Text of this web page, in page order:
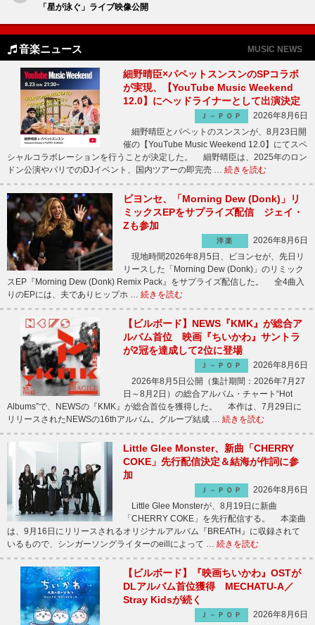
「星が泳ぐ」ライブ映像公開
音楽ニュース MUSIC NEWS
細野晴臣×パペットスンスンのSPコラボ
が実現、【YouTube Music Weekend
12.0】にヘッドライナーとして出演決定
Ｊ－ＰＯＰ
2026年8月6日
細野晴臣とパペットのスンスンが、8月23日開
催の【YouTube Music Weekend 12.0】にてスペ
シャルコラボレーションを行うことが決定した。 細野晴臣は、2025年のロン
ドン公演やパリでのDJイベント、国内ツアーの即完売 … 続きを読む
ビヨンセ、「Morning Dew (Donk)」リ
ミックスEPをサプライズ配信 ジェイ・
Zも参加
洋楽
2026年8月6日
現地時間2026年8月5日、ビヨンセが、先日リ
リースした「Morning Dew (Donk)」のリミック
スEP『Morning Dew (Donk) Remix Pack』をサプライズ配信した。 全4曲入
りのEPには、夫でありヒップホ … 続きを読む
【ビルボード】NEWS『KMK』が総合ア
ルバム首位 映画『ちいかわ』サントラ
が2冠を達成して2位に登場
Ｊ－ＰＯＰ
2026年8月6日
2026年8月5日公開（集計期間：2026年7月27
日～8月2日）の総合アルバム・チャート“Hot
Albums”で、NEWSの『KMK』が総合首位を獲得した。 本作は、7月29日に
リリースされたNEWSの16thアルバム。グループ結成 … 続きを読む
Little Glee Monster、新曲「CHERRY
COKE」先行配信決定＆結海が作詞に参
加
Ｊ－ＰＯＰ
2026年8月6日
Little Glee Monsterが、8月19日に新曲
「CHERRY COKE」を先行配信する。 本楽曲
は、9月16日にリリースされるオリジナルアルバム『BREATH』に収録されて
いるもので、シンガーソングライターのeillによって … 続きを読む
【ビルボード】『映画ちいかわ』OSTが
DLアルバム首位獲得 MECHATU-A／
Stray Kidsが続く
Ｊ－ＰＯＰ
2026年8月6日